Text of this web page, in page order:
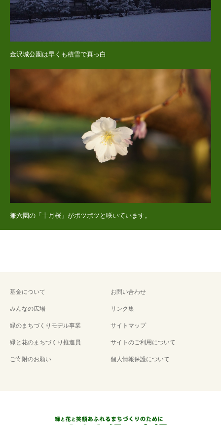
金沢城公園は早くも積雪で真っ白
兼六園の「十月桜」がポツポツと咲いています。
基金について
みんなの広場
緑のまちづくりモデル事業
緑と花のまちづくり推進員
ご寄附のお願い
お問い合わせ
リンク集
サイトマップ
サイトのご利用について
個人情報保護について